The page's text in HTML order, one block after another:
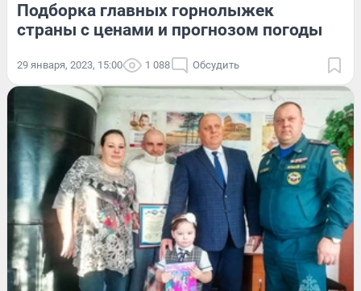
Подборка главных горнолыжек
страны с ценами и прогнозом погоды
29 января, 2023, 15:00 1 088 Обсудить